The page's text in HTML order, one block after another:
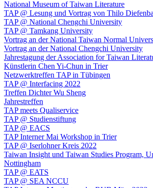
National Museum of Taiwan Literature
TAP @ Lesung und Vortrag von Thilo
TAP @ National Chengchi University
TAP @ Tamkang University
Vortrag an der National Taiwan Normal
Vortrag an der National Chengchi University
Jahrestagung der Association for Taiwan
Künstlerin Chen Yi-Chun in Trier
Netzwerktreffen TAP in Tübingen
TAP @ Interfacing 2022
Treffen Dichter Wu Sheng
Jahrestreffen
TAP meets Qualiservice
TAP @ Studienstiftung
TAP @ EACS
TAP Interner Mai Workshop in Trier
TAP @ Iserlohner Kreis 2022
Taiwan Insight und Taiwan Studies Program,
Nottingham
TAP @ EATS
TAP @ SEA NCCU